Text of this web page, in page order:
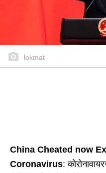
lokmat
China Cheated now
Coronavirus: